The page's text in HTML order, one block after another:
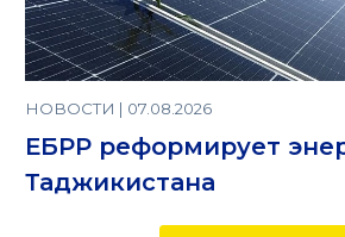
НОВОСТИ | 07.08.2026
ЕБРР реформирует
Таджикистана